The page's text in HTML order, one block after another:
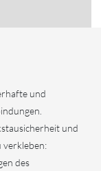
und
und
verkleben:
des